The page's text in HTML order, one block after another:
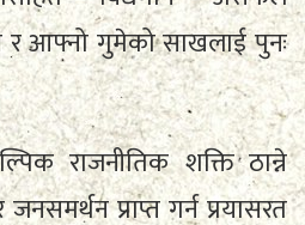
र आफ्नो गुमेको साखलाई पुनः
राजनीतिक शक्ति ठान्ने
प्राप्त गर्न प्रयासरत